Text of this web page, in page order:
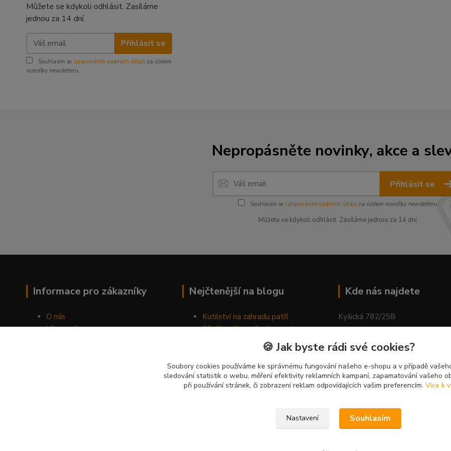
Můžete se kdykoli odhlásit. Zasíláme
jednou za 14 dní.
Přihlásit se
Souhlasím se zpracováním osobních údajů za účelem
rozesílky newsletteru.
Nepropásněte novinky, akce a
Přihlásit se
Souhlasím se zpracováním osobních údajůza účelem rozesílky newsletteru.
Můžete se kdykoli odhlásit. Zasíláme jednou za 14 dní.
Informace pro zákazníky
O nás
Vše o nákupu
Nejčtenější na blogu
Kutilství na zahradu patří
10 důvodů, proč relaxovat
chozením do přírody
Jak správně pěstovat tulipány
Náhodně generovaný článek
Kde nás najdete
Kyšická 782/25B
🍪 Jak byste rádi své cookies?
Soubory cookies používáme ke správnému fungování našeho e-shopu a v případě
sledování statistik o webu, měření efektivity reklamních kampaní, zapamatování vašeho
při používání stránek, či zobrazení reklam odpovídajících vašim preferencím. Více k
Nastavení Souhlasím